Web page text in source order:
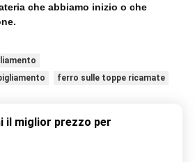
che abbiamo inizio o che
ferro sulle toppe ricamate
il miglior prezzo per